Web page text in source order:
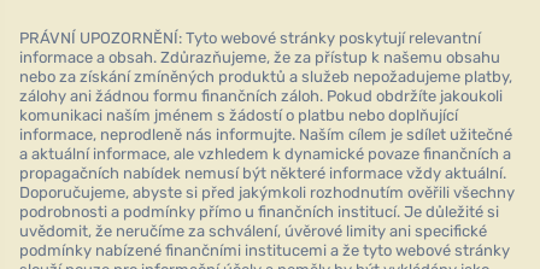
PRÁVNÍ UPOZORNĚNÍ: Tyto webové stránky poskytují relevantní
informace a obsah. Zdůrazňujeme, že za přístup k našemu obsahu
nebo za získání zmíněných produktů a služeb nepožadujeme platby,
zálohy ani žádnou formu finančních záloh. Pokud obdržíte jakoukoli
komunikaci naším jménem s žádostí o platbu nebo doplňující
informace, neprodleně nás informujte. Naším cílem je sdílet užitečné
a aktuální informace, ale vzhledem k dynamické povaze finančních a
propagačních nabídek nemusí být některé informace vždy aktuální.
Doporučujeme, abyste si před jakýmkoli rozhodnutím ověřili všechny
podrobnosti a podmínky přímo u finančních institucí. Je důležité si
uvědomit, že neručíme za schválení, úvěrové limity ani specifické
podmínky nabízené finančními institucemi a že tyto webové stránky